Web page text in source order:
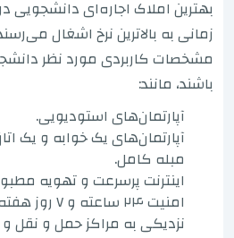
بهترین املاک اجاره‌ای
زمانی به بالاترین نرخ اشغال
مشخصات کاربردی مورد نظر
باشند، مانند:
آپارتمان‌های استودیویی.
آپارتمان‌های یک خوابه و یک
مبله کامل.
اینترنت پرسرعت و تهویه
امنیت ۲۴ ساعته و ۷ روز هفته.
نزدیکی به مراکز حمل و نقل و